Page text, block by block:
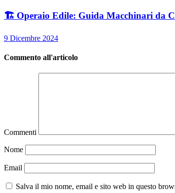
🏗️ Operaio Edile: Guida Macchinari da
9 Dicembre 2024
Commento all'articolo
Commenti
Nome
Email
Salva il mio nome, email e sito web in questo